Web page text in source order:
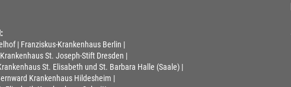
Franziskus-Krankenhaus Berlin
Krankenhaus St. Joseph-Stift Dresden
St. Elisabeth und St. Barbara Halle (Saale)
Krankenhaus Hildesheim